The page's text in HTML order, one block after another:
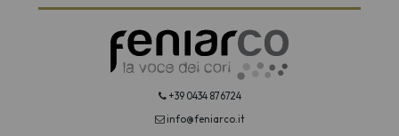
+39 0434 876724
info@feniarco.it